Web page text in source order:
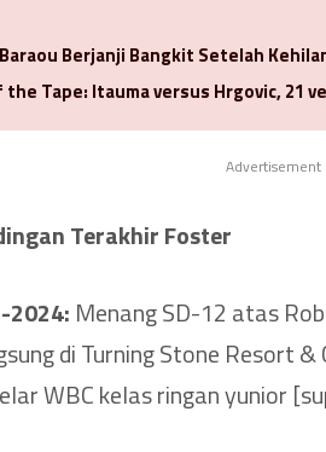
Berjanji Bangkit Setelah
the Tape: Itauma versus Hrgovic, 21
Advertisement
Terakhir Foster
2024: Menang SD-12 atas
di Turning Stone Resort
WBC kelas ringan yunior